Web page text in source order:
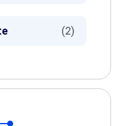
(2)